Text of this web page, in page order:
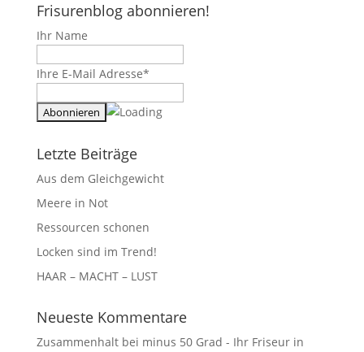
Frisurenblog abonnieren!
Ihr Name
Ihre E-Mail Adresse*
Letzte Beiträge
Aus dem Gleichgewicht
Meere in Not
Ressourcen schonen
Locken sind im Trend!
HAAR – MACHT – LUST
Neueste Kommentare
Zusammenhalt bei minus 50 Grad - Ihr Friseur in